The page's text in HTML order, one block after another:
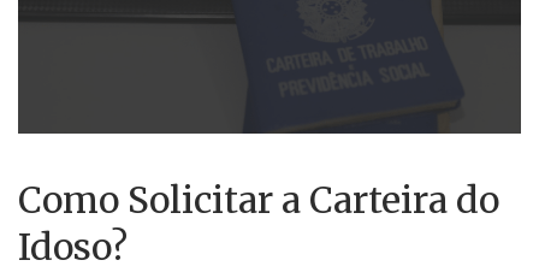
Como Solicitar a Carteira do
Idoso?